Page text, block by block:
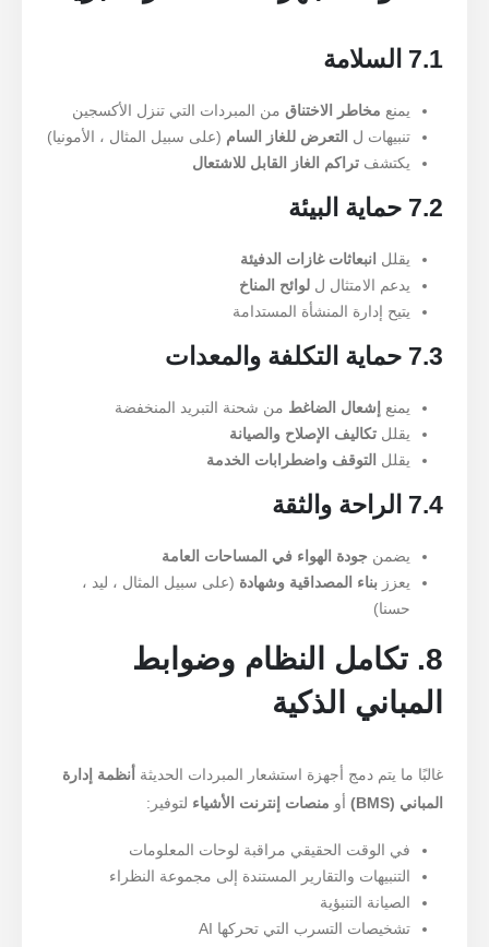
7.1 السلامة
يمنع مخاطر الاختناقمن المبردات التي تنزل الأكسجين
تنبيهات ل التعرض للغاز السام (على سبيل المثال ، الأمونيا)
يكتشف تراكم الغاز القابل للاشتعال
7.2 حماية البيئة
يقلل انبعاثات غازات الدفيئة
يدعم الامتثال ل لوائح المناخ
يتيح إدارة المنشأة المستدامة
7.3 حماية التكلفة والمعدات
يمنع إشعال الضاغط من شحنة التبريد المنخفضة
يقلل تكاليف الإصلاح والصيانة
يقلل التوقف واضطرابات الخدمة
7.4 الراحة والثقة
يضمن جودة الهواء في المساحات العامة
يعزز بناء المصداقية وشهادة (على سبيل المثال ، ليد ،
حسنا)
8. تكامل النظام وضوابط
المباني الذكية
غالبًا ما يتم دمج أجهزة استشعار المبردات الحديثة أنظمة إدارة
المباني (BMS)
أو منصات إنترنت الأشياء لتوفير:
في الوقت الحقيقي مراقبة لوحات المعلومات
التنبيهات والتقارير المستندة إلى مجموعة النظراء
الصيانة التنبؤية
تشخيصات التسرب التي تحركها AI